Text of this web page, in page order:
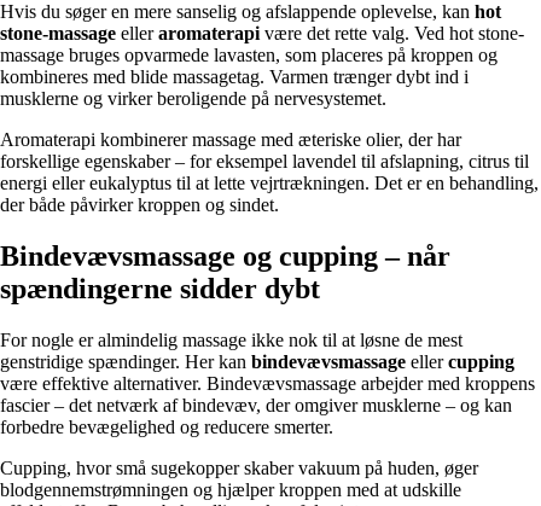
Hvis du søger en mere sanselig og afslappende oplevelse, kan hot
stone-massage elleraromaterapi være det rette valg. Ved hot stone-
massage bruges opvarmede lavasten, som placeres på kroppen og
kombineres med blide massagetag. Varmen trænger dybt ind i
musklerne og virker beroligende på nervesystemet.
Aromaterapi kombinerer massage med æteriske olier, der har
forskellige egenskaber – for eksempel lavendel til afslapning, citrus til
energi eller eukalyptus til at lette vejrtrækningen. Det er en behandling,
der både påvirker kroppen og sindet.
Bindevævsmassage og cupping – når
spændingerne sidder dybt
For nogle er almindelig massage ikke nok til at løsne de mest
genstridige spændinger. Her kan bindevævsmassage ellercupping
være effektive alternativer. Bindevævsmassage arbejder med kroppens
fascier – det netværk af bindevæv, der omgiver musklerne – og kan
forbedre bevægelighed og reducere smerter.
Cupping, hvor små sugekopper skaber vakuum på huden, øger
blodgennemstrømningen og hjælper kroppen med at udskille